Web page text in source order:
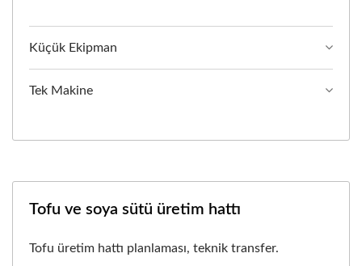
Küçük Ekipman
Tek Makine
Tofu ve soya sütü üretim hattı
Tofu üretim hattı planlaması, teknik transfer.